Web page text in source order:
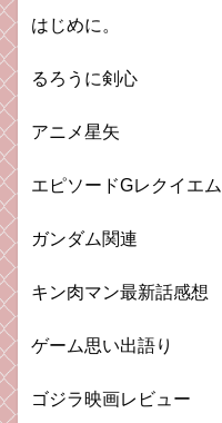
はじめに。
るろうに剣心
アニメ星矢
エピソードGレクイエム
ガンダム関連
キン肉マン最新話感想
ゲーム思い出語り
ゴジラ映画レビュー